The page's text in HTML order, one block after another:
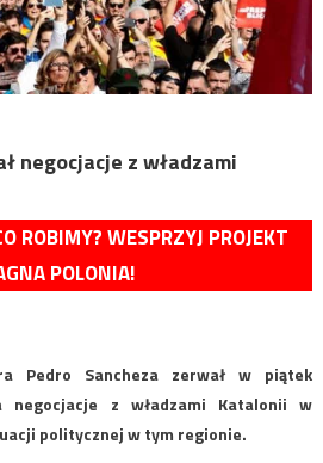
negocjacje z władzami
ROBIMY? WESPRZYJ PROJEKT
POLONIA!
Pedro Sancheza zerwał w piątek
negocjacje z władzami Katalonii w
politycznej w tym regionie.